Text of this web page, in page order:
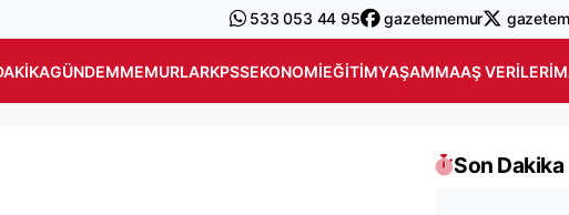
533 053 44 95 gazetememur
GÜNDEMMEMURLARKPSSEKONOMIEĞITIMYAŞAMMAAŞ VERILERI
Son Dakika